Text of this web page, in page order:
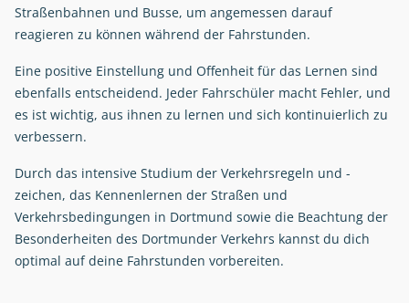
Straßenbahnen und Busse, um angemessen darauf
reagieren zu können während der Fahrstunden.
Eine positive Einstellung und Offenheit für das Lernen sind
ebenfalls entscheidend. Jeder Fahrschüler macht Fehler, und
es ist wichtig, aus ihnen zu lernen und sich kontinuierlich zu
verbessern.
Durch das intensive Studium der Verkehrsregeln und -
zeichen, das Kennenlernen der Straßen und
Verkehrsbedingungen in Dortmund sowie die Beachtung der
Besonderheiten des Dortmunder Verkehrs kannst du dich
optimal auf deine Fahrstunden vorbereiten.